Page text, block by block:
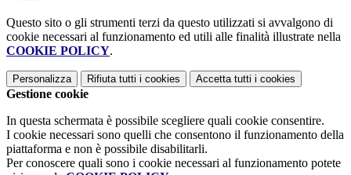
Questo sito o gli strumenti terzi da questo utilizzati si avvalgono di
cookie necessari al funzionamento ed utili alle finalità illustrate nella
COOKIE POLICY.
Personalizza Rifiuta tutti i cookies Accetta tutti i cookies
Gestione cookie
In questa schermata è possibile scegliere quali cookie consentire.
I cookie necessari sono quelli che consentono il funzionamento della
piattaforma e non è possibile disabilitarli.
Per conoscere quali sono i cookie necessari al funzionamento potete